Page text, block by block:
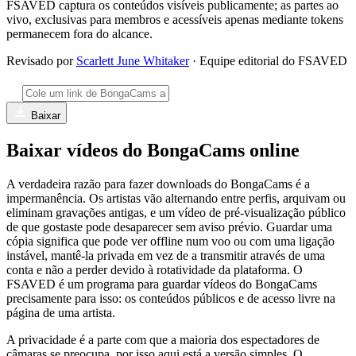
FSAVED captura os conteúdos visíveis publicamente; as partes ao
vivo, exclusivas para membros e acessíveis apenas mediante tokens
permanecem fora do alcance.
Revisado por Scarlett June Whitaker· Equipe editorial do FSAVED
Baixar
Baixar vídeos do BongaCams online
A verdadeira razão para fazer downloads do BongaCams é a
impermanência. Os artistas vão alternando entre perfis, arquivam ou
eliminam gravações antigas, e um vídeo de pré-visualização público
de que gostaste pode desaparecer sem aviso prévio. Guardar uma
cópia significa que pode ver offline num voo ou com uma ligação
instável, mantê-la privada em vez de a transmitir através de uma
conta e não a perder devido à rotatividade da plataforma. O
FSAVED é um programa para guardar vídeos do BongaCams
precisamente para isso: os conteúdos públicos e de acesso livre na
página de uma artista.
A privacidade é a parte com que a maioria dos espectadores de